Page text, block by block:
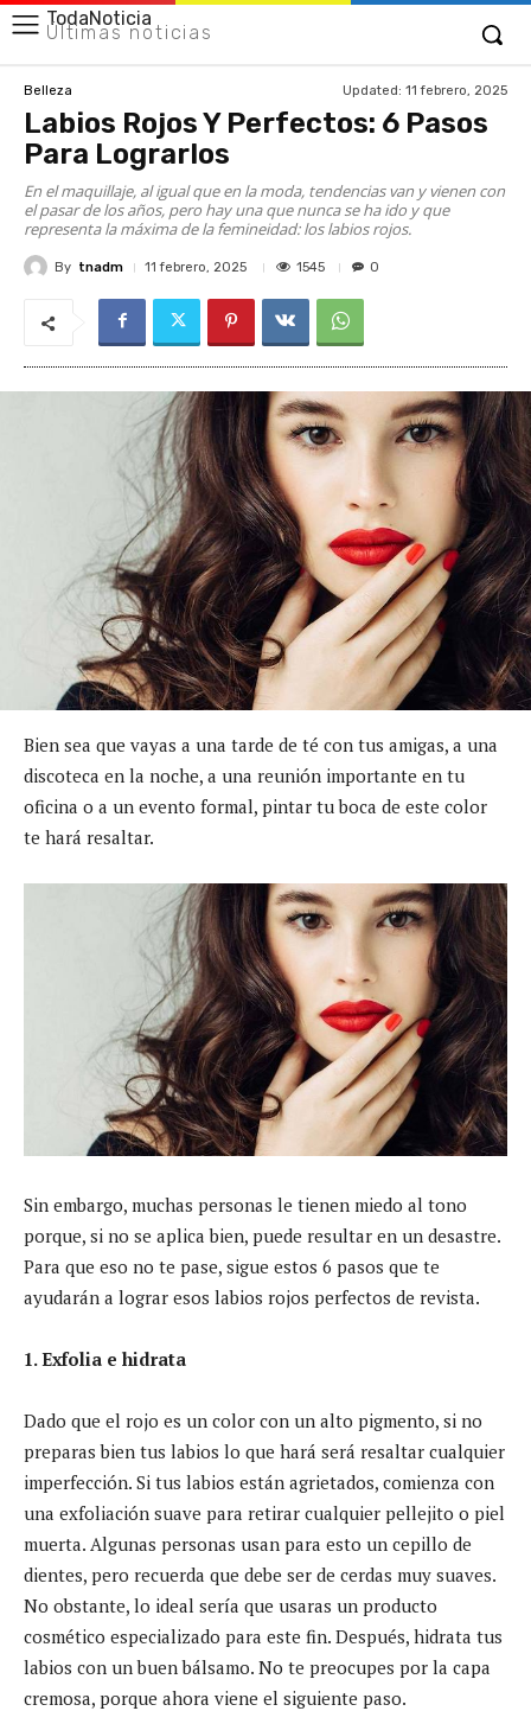
TodaNoticia
Últimas noticias
Belleza Updated: 11 febrero, 2025
Labios Rojos Y Perfectos: 6 Pasos
Para Lograrlos
En el maquillaje, al igual que en la moda, tendencias van y vienen con
el pasar de los años, pero hay una que nunca se ha ido y que
representa la máxima de la femineidad: los labios rojos.
By tnadm 11 febrero, 2025 1545 0
Bien sea que vayas a una tarde de té con tus amigas, a una
discoteca en la noche, a una reunión importante en tu
oficina o a un evento formal, pintar tu boca de este color
te hará resaltar.
Sin embargo, muchas personas le tienen miedo al tono
porque, si no se aplica bien, puede resultar en un desastre.
Para que eso no te pase, sigue estos 6 pasos que te
ayudarán a lograr esos labios rojos perfectos de revista.
1. Exfolia e hidrata
Dado que el rojo es un color con un alto pigmento, si no
preparas bien tus labios lo que hará será resaltar cualquier
imperfección. Si tus labios están agrietados, comienza con
una exfoliación suave para retirar cualquier pellejito o piel
muerta. Algunas personas usan para esto un cepillo de
dientes, pero recuerda que debe ser de cerdas muy suaves.
No obstante, lo ideal sería que usaras un producto
cosmético especializado para este fin. Después, hidrata tus
labios con un buen bálsamo. No te preocupes por la capa
cremosa, porque ahora viene el siguiente paso.